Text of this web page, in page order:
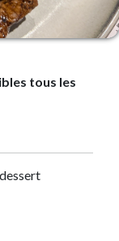
tous les